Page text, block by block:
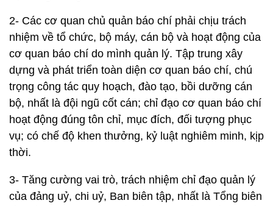
2- Các cơ quan chủ quản báo chí phải chịu trách
nhiệm về tổ chức, bộ máy, cán bộ và hoạt động của
cơ quan báo chí do mình quản lý. Tập trung xây
dựng và phát triển toàn diện cơ quan báo chí, chú
trọng công tác quy hoạch, đào tạo, bồi dưỡng cán
bộ, nhất là đội ngũ cốt cán; chỉ đạo cơ quan báo chí
hoạt động đúng tôn chỉ, mục đích, đối tượng phục
vụ; có chế độ khen thưởng, kỷ luật nghiêm minh, kịp
thời.
3- Tăng cường vai trò, trách nhiệm chỉ đạo quản lý
của đảng uỷ, chi uỷ, Ban biên tập, nhất là Tổng biên